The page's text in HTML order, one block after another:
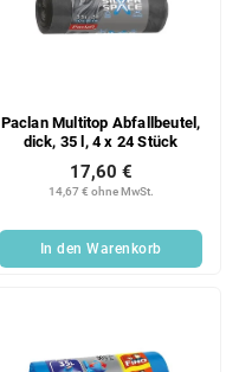
Paclan Multitop Abfallbeutel,
dick, 35 l, 4 x 24 Stück
14,67 € ohne MwSt.
17,60 €
In den Warenkorb